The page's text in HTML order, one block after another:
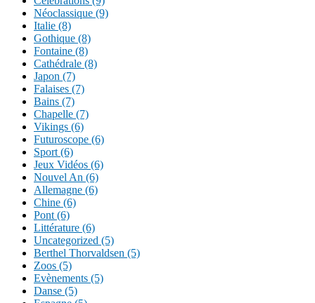
Néoclassique (9)
Italie (8)
Gothique (8)
Fontaine (8)
Cathédrale (8)
Japon (7)
Falaises (7)
Bains (7)
Chapelle (7)
Vikings (6)
Futuroscope (6)
Sport (6)
Jeux Vidéos (6)
Nouvel An (6)
Allemagne (6)
Chine (6)
Pont (6)
Littérature (6)
Uncategorized (5)
Berthel Thorvaldsen (5)
Zoos (5)
Evènements (5)
Danse (5)